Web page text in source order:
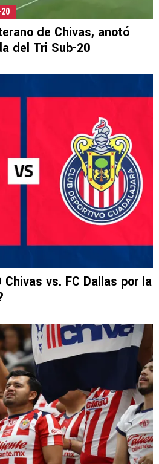
20
de Chivas, anotó
del Tri Sub-20
Chivas vs. FC Dallas por la